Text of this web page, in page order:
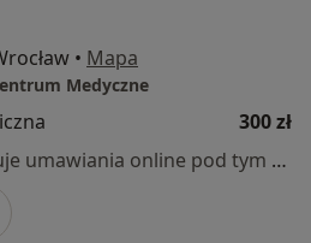
• Mapa
Medyczne
300 zł
Specjalista nie oferuje umawiania online pod tym adresem.